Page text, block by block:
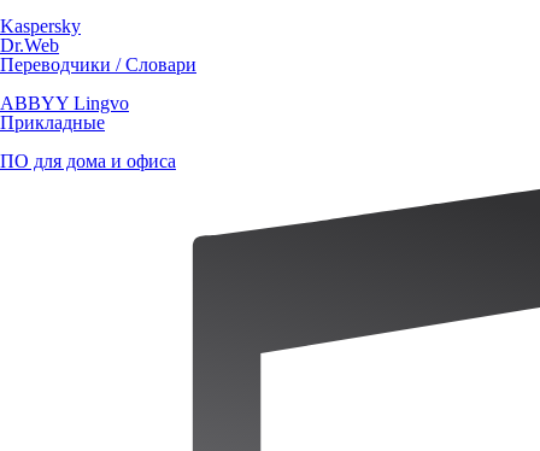
Kaspersky
Dr.Web
Переводчики / Словари
ABBYY Lingvo
Прикладные
ПО для дома и офиса